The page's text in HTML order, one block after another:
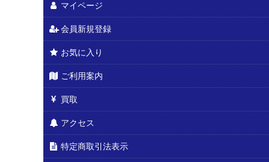
マイページ
会員新規登録
お気に入り
ご利用案内
買取
アクセス
特定商取引法表示